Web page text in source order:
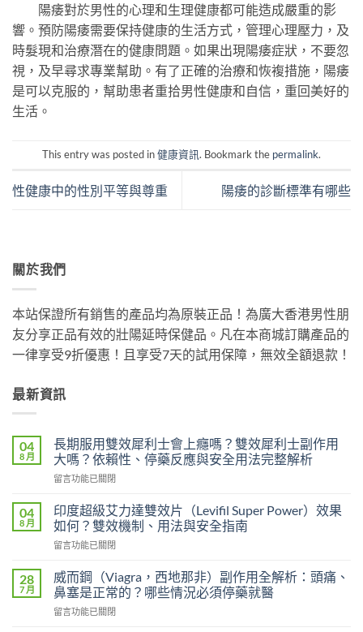
陽痿對於男性的心理和生理健康都可能造成嚴重的影
響。預防陽痿需要保持健康的生活方式，管理心理壓力，及
時髮現和治療潛在的健康問題。如果出現陽痿症狀，不要忽
視，及早尋求專業幫助。有了正確的治療和恢複措施，陽痿
是可以克服的，幫助患者重拾男性健康和自信，重回美好的
生活。
This entry was posted in健康資訊. Bookmark the permalink.
性健康中的性別平等與尊重 陽痿的診斷標準有哪些
關於我們
本站保證所有銷售的產品均為原裝正品！為廣大香港男性朋
友分享正品有效的壯陽延時保健品。凡在本商城訂購產品的
一律享受9折優惠！且享受7天的試用保障，無效全額退款！
最新資訊
04
8 月
長期服用雙效犀利士會上癮嗎？雙效犀利士副作用
大嗎？依賴性、停藥反應與安全用法完整解析
在
期
服
用
雙
犀
利
士
會
留言功能已關閉
04
8 月
印度超級艾力達雙效片（Levifil Super Power）效果
如何？雙效機制、用法與安全指南
在
度
超
級
艾
留言功能已關閉
28
7 月
威而鋼（Viagra，西地那非）副作用全解析：頭痛、
鼻塞是正常的？哪些情況必須停藥就醫
在
留言功能已關閉